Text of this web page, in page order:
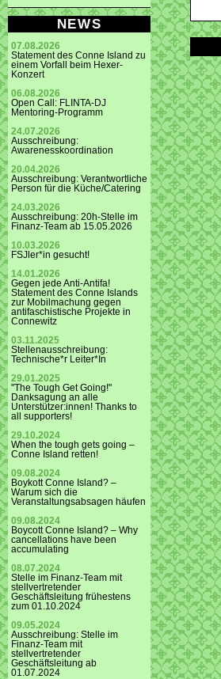
NEWS
07.08.2026
Statement des Conne Island zu
einem Vorfall beim Hexer-
Konzert
06.08.2026
Open Call: FLINTA-DJ
Mentoring-Programm
24.07.2026
Ausschreibung:
Awarenesskoordination
20.04.2026
Ausschreibung: Verantwortliche
Person für die Küche/Catering
24.03.2026
Ausschreibung: 20h-Stelle im
Finanz-Team ab 15.05.2026
10.03.2026
FSJler*in gesucht!
14.01.2026
Gegen jede Anti-Antifa!
Statement des Conne Islands
zur Mobilmachung gegen
antifaschistische Projekte in
Connewitz
03.11.2025
Stellenausschreibung:
Technische*r Leiter*In
29.01.2025
"The Tough Get Going!"
Danksagung an alle
Unterstützer:innen! Thanks to
all supporters!
29.10.2024
When the tough gets going –
Conne Island retten!
09.08.2024
Boykott Conne Island? –
Warum sich die
Veranstaltungsabsagen häufen
09.08.2024
Boycott Conne Island? – Why
cancellations have been
accumulating
08.07.2024
Stelle im Finanz-Team mit
stellvertretender
Geschäftsleitung frühestens
zum 01.10.2024
09.05.2024
Ausschreibung: Stelle im
Finanz-Team mit
stellvertretender
Geschäftsleitung ab
01.07.2024